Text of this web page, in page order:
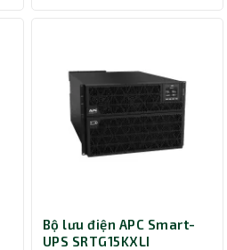
Bộ lưu điện APC Smart-
UPS SRTG15KXLI